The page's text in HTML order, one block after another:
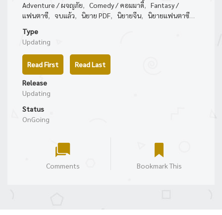
Adventure / ผจญภัย, Comedy / คอมมาดี้, Fantasy /
แฟนตาซี, จบแล้ว, นิยาย PDF, นิยายจีน, นิยายแฟนตาซี
Type
Updating
Read First Read Last
Release
Updating
Status
OnGoing
Comments Bookmark This